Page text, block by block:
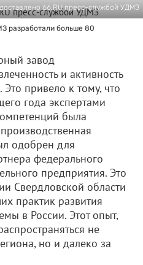
66.RU пресс-службой УДМЗ
разработали больше 80
завод
и активность
привело к тому, что
года экспертами
была
одобрен для
федерального
предприятия. Это
Свердловской области
практик развития
в России. Этот опыт,
не
но и далеко за